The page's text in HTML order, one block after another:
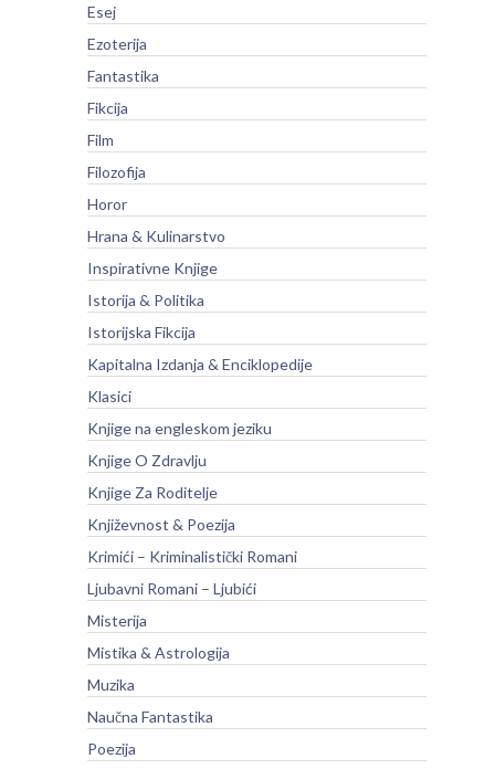
Esej
Ezoterija
Fantastika
Fikcija
Film
Filozofija
Horor
Hrana & Kulinarstvo
Inspirativne Knjige
Istorija & Politika
Istorijska Fikcija
Kapitalna Izdanja & Enciklopedije
Klasici
Knjige na engleskom jeziku
Knjige O Zdravlju
Knjige Za Roditelje
Književnost & Poezija
Krimići – Kriminalistički Romani
Ljubavni Romani – Ljubići
Misterija
Mistika & Astrologija
Muzika
Naučna Fantastika
Poezija